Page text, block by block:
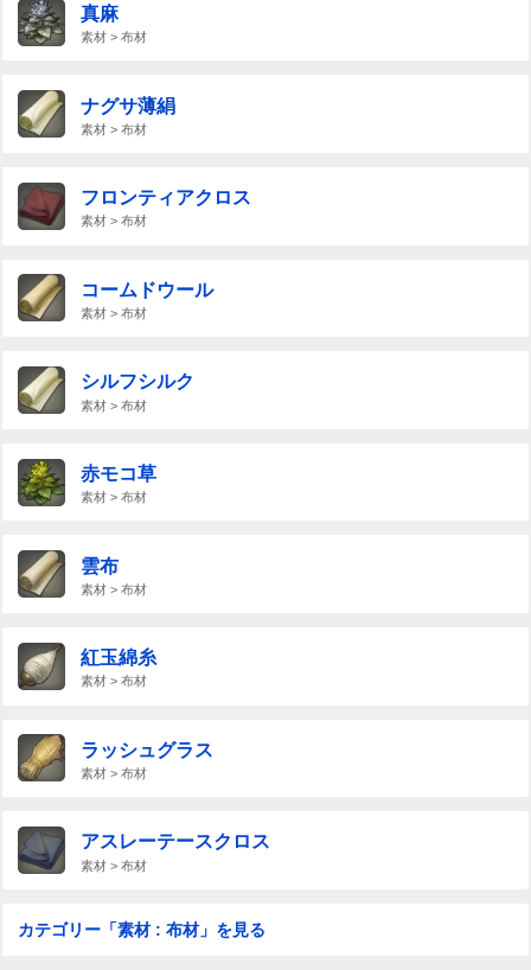
真麻
素材 > 布材
ナグサ薄絹
素材 > 布材
フロンティアクロス
素材 > 布材
コームドウール
素材 > 布材
シルフシルク
素材 > 布材
赤モコ草
素材 > 布材
雲布
素材 > 布材
紅玉綿糸
素材 > 布材
ラッシュグラス
素材 > 布材
アスレーテースクロス
素材 > 布材
カテゴリー「素材 : 布材」を見る